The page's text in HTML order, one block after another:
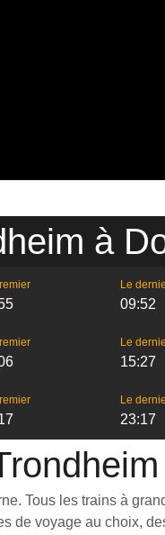
à
Le
09:52
Le
15:27
Le
23:17
Tous les trains à
voyage au choix,